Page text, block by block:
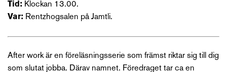
Tid: Klockan 13.00.
Var: Rentzhogsalen på Jamtli.
After work är en föreläsningsserie som främst riktar sig till dig
som slutat jobba. Därav namnet. Föredraget tar ca en